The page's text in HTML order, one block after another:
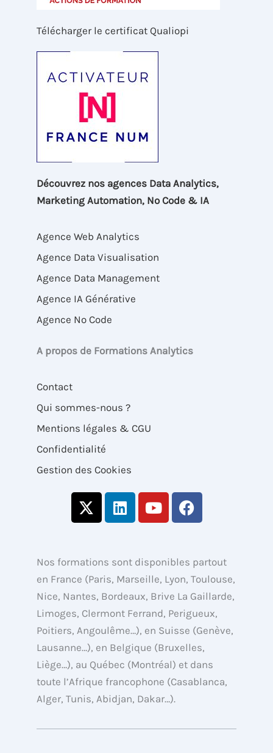
Télécharger le certificat Qualiopi
Découvrez nos agences Data Analytics,
Marketing Automation, No Code & IA
Agence Web Analytics
Agence Data Visualisation
Agence Data Management
Agence IA Générative
Agence No Code
A propos de Formations Analytics
Contact
Qui sommes-nous ?
Mentions légales & CGU
Confidentialité
Gestion des Cookies
X
-
i
t
t
e
r
L
i
e
d
i
n
Y
o
u
b
e
F
a
b
o
o
k
Nos formations sont disponibles partout
en France (Paris, Marseille, Lyon, Toulouse,
Nice, Nantes, Bordeaux, Brive La Gaillarde,
Limoges, Clermont Ferrand, Perigueux,
Poitiers, Angoulême…), en Suisse (Genève,
Lausanne…), en Belgique (Bruxelles,
Liège…), au Québec (Montréal) et dans
toute l’Afrique francophone (Casablanca,
Alger, Tunis, Abidjan, Dakar…).